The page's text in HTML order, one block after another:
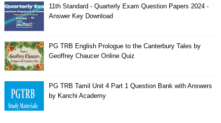
11th Standard - Quarterly Exam Question Papers 2024 -
Answer Key Download
PG TRB English Prologue to the Canterbury Tales by
Geoffrey Chaucer Online Quiz
PG TRB Tamil Unit 4 Part 1 Question Bank with Answers
by Kanchi Academy